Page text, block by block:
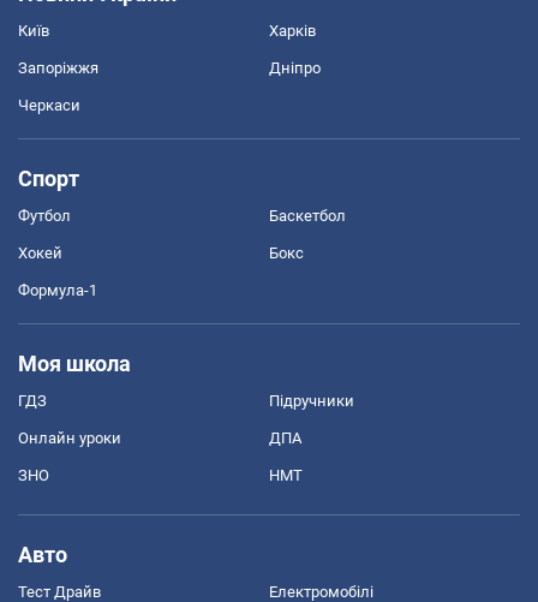
Київ Харків
Запоріжжя Дніпро
Черкаси
Спорт
Футбол Баскетбол
Хокей Бокс
Формула-1
Моя школа
ГДЗ Підручники
Онлайн уроки ДПА
ЗНО НМТ
Авто
Тест Драйв Електромобілі